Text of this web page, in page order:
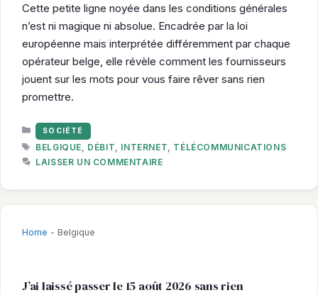
Cette petite ligne noyée dans les conditions générales
n’est ni magique ni absolue. Encadrée par la loi
européenne mais interprétée différemment par chaque
opérateur belge, elle révèle comment les fournisseurs
jouent sur les mots pour vous faire rêver sans rien
promettre.
CATÉGORIES
SOCIÉTÉ
ÉTIQUETTES
BELGIQUE DÉBIT INTERNET
TÉLÉCOMMUNICATIONS
LAISSER UN COMMENTAIRE
Home - Belgique
J’ai laissé passer le 15 août 2026 sans rien